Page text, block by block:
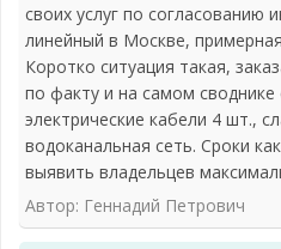
своих услуг по согласованию
линейный в Москве,
Коротко ситуация такая,
по факту и на самом своднике
электрические кабели 4 шт.,
водоканальная сеть. Сроки
выявить владельцев
Автор: Геннадий Петрович